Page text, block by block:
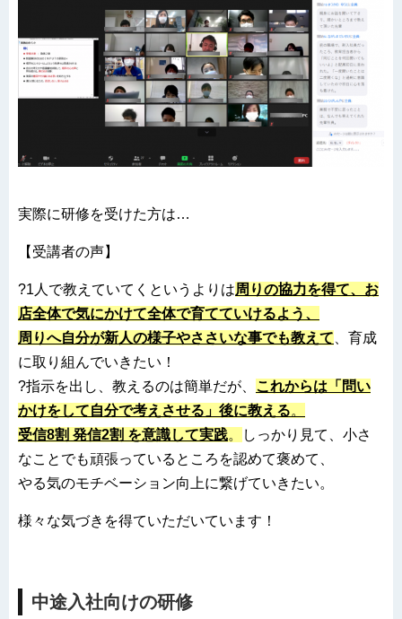
実際に研修を受けた方は…
【受講者の声】
?1人で教えていてくというよりは周りの協力を得て、お
店全体で気にかけて全体で育てていけるよう、
周りへ自分が新人の様子やささいな事でも教えて 、育成
に取り組んでいきたい！
?指示を出し、教えるのは簡単だが、 これからは「問い
かけをして自分で考えさせる」後に教える。
受信8割 発信2割 を意識して実践。
しっかり見て、小さ
なことでも頑張っているところを認めて褒めて、
やる気のモチベーション向上に繋げていきたい。
様々な気づきを得ていただいています！
中途入社向けの研修